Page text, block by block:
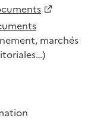
marchés